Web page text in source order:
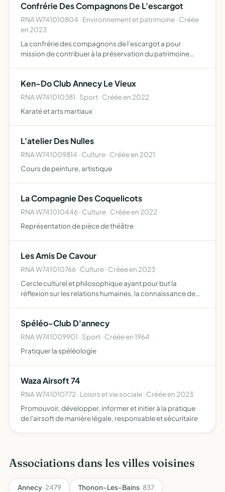
Confrérie Des Compagnons De L'escargot
RNA W741010804 · Environnement et patrimoine · Créée
en 2023
La confrérie des compagnons de l'escargot a pour
mission de contribuer à la préservation du patrimoine
e…
Ken-Do Club Annecy Le Vieux
RNA W741010381 · Sport · Créée en 2022
Karaté et arts martiaux
L'atelier Des Nulles
RNA W741009814 · Culture · Créée en 2021
Cours de peinture, artistique
La Compagnie Des Coquelicots
RNA W741010446 · Culture · Créée en 2022
Représentation de pièce de théâtre
Les Amis De Cavour
RNA W741010766 · Culture · Créée en 2023
Cercle culturel et philosophique ayant pour but la
réflexion sur les relations humaines, la connaissance de
Spéléo-Club D'annecy
RNA W741009901 · Sport · Créée en 1964
Pratiquer la spéléologie
Waza Airsoft 74
RNA W741010772 · Loisirs et vie sociale · Créée en 2023
Promouvoir, développer, informer et initier à la pratique
de l'airsoft de manière légale, responsable et sécuritaire
Associations dans les villes voisines
Annecy· 2479 Thonon-Les-Bains· 837